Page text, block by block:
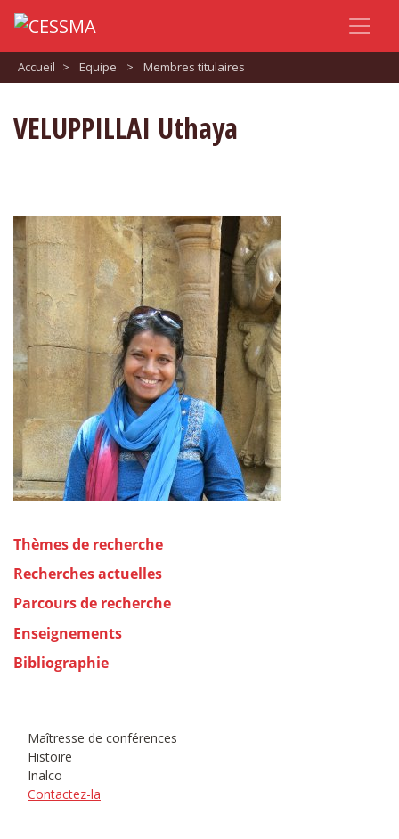
Accueil > Equipe > Membres titulaires
VELUPPILLAI Uthaya
Thèmes de recherche
Recherches actuelles
Parcours de recherche
Enseignements
Bibliographie
Maîtresse de conférences
Histoire
Inalco
Contactez-la